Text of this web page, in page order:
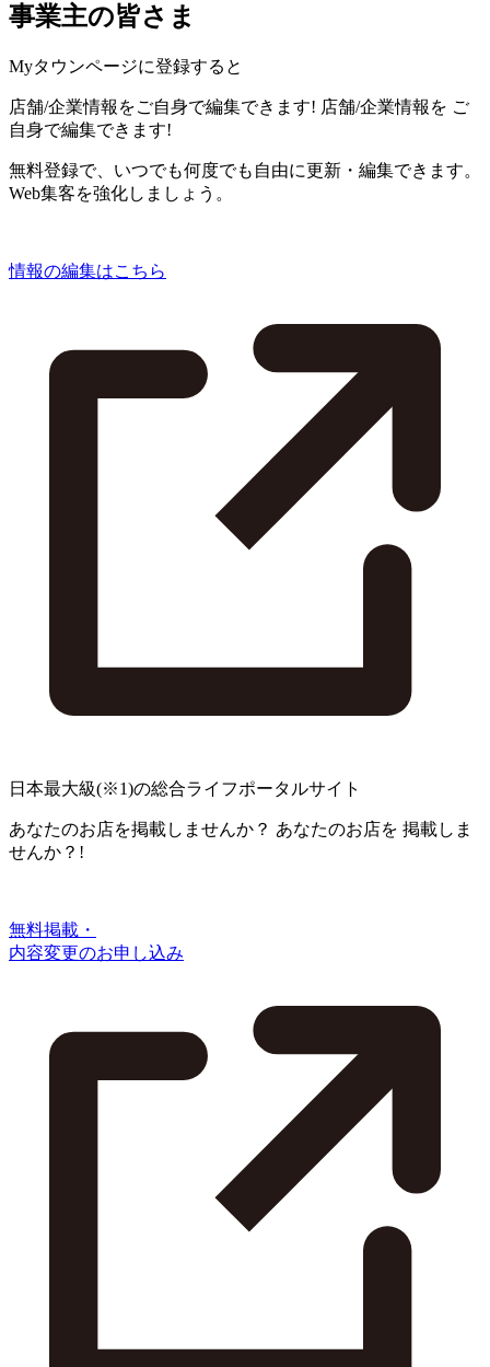
事業主の皆さま
Myタウンページに登録すると
店舗/企業情報をご自身で編集できます! 店舗/企業情報を ご
自身で編集できます!
無料登録で、いつでも何度でも自由に更新・編集できます。
Web集客を強化しましょう。
情報の編集はこちら
日本最大級(※1)の総合ライフポータルサイト
あなたのお店を掲載しませんか？ あなたのお店を 掲載しま
せんか？!
無料掲載・
内容変更のお申し込み